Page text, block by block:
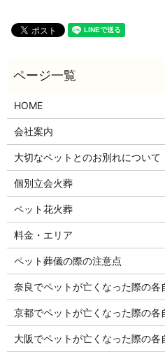
HOME
会社案内
大切なペットとのお別れについて
個別立会火葬
ペット花火葬
料金・エリア
ペット葬儀の際の注意点
奈良でペットが亡くなった際の各
京都でペットが亡くなった際の各
大阪でペットが亡くなった際の各